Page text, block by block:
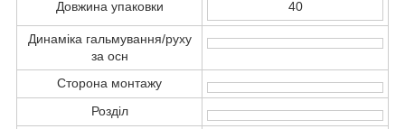
Довжина упаковки 40
Динаміка гальмування/руху
за осн
Сторона монтажу
Розділ